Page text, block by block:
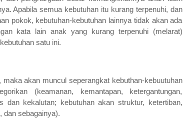
Apabila semua kebutuhan itu kurang terpenuhi, dan
pokok, kebutuhan-kebutuhan lainnya tidak akan ada
kata lain anak yang kurang terpenuhi (melarat)
satu ini.
akan muncul seperangkat kebuthan-kebuutuhan
(keamanan, kemantapan, ketergantungan,
dan kekalutan; kebutuhan akan struktur, ketertiban,
dan sebagainya).